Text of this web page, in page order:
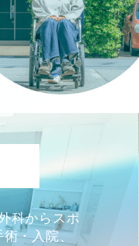
科からスポ
術・入院、